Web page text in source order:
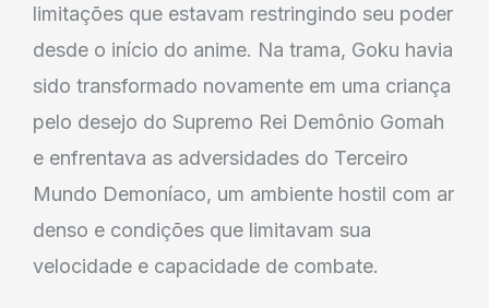
limitações que estavam restringindo seu poder
desde o início do anime. Na trama, Goku havia
sido transformado novamente em uma criança
pelo desejo do Supremo Rei Demônio Gomah
e enfrentava as adversidades do Terceiro
Mundo Demoníaco, um ambiente hostil com ar
denso e condições que limitavam sua
velocidade e capacidade de combate.